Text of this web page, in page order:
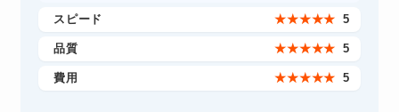
スピード ★★★★★ 5
品質 ★★★★★ 5
費用 ★★★★★ 5